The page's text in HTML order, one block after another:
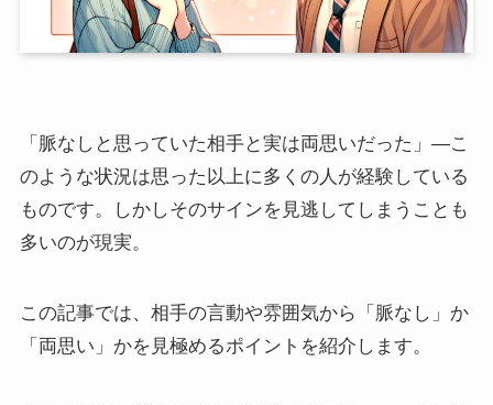
「脈なしと思っていた相手と実は両思いだった」—こ
のような状況は思った以上に多くの人が経験している
ものです。しかしそのサインを見逃してしまうことも
多いのが現実。
この記事では、相手の言動や雰囲気から「脈なし」か
「両思い」かを見極めるポイントを紹介します。